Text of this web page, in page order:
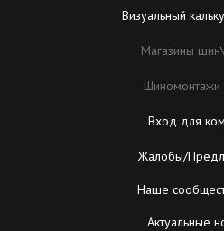
Визуальный
Магазины
Вход для
Жалобы/
Наше
Актуальные